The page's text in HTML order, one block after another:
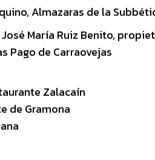
Almazaras de la
María Ruiz Benito,
Pago de Carraovejas
Zalacaín
de Gramona